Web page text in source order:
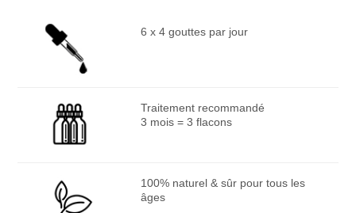
6 x 4 gouttes par jour
Traitement recommandé
3 mois = 3 flacons
100% naturel & sûr pour tous les
âges